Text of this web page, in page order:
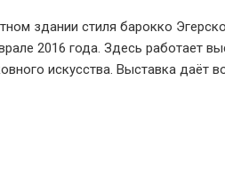
здании стиля барокко
2016 года. Здесь работает
искусства. Выставка даёт